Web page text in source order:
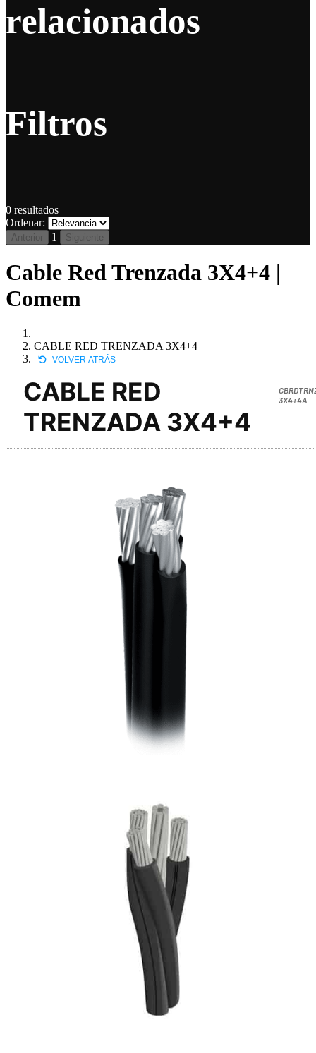
relacionados
Filtros
0 resultados
Ordenar:
Anterior 1 Siguiente
Cable Red Trenzada 3X4+4 |
Comem
CABLE RED TRENZADA 3X4+4
VOLVER ATRÁS
CABLE RED
TRENZADA 3X4+4
3X4+4A